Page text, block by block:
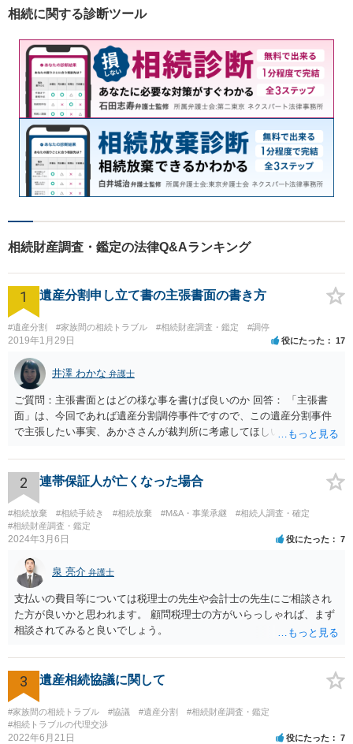
相続に関する診断ツール
相続財産調査・鑑定の法律Q&Aランキング
1 遺産分割申し立て書の主張書面の書き方
#遺産分割 #家族間の相続トラブル #相続財産調査・鑑定 #調停
2019年1月29日 役にたった 17
井澤 わかな 弁護士
ご質問：主張書面とはどの様な事を書けば良いのか 回答： 「主張書
面」は、今回であれば遺産分割調停事件ですので、この遺産分割事件
で主張したい事実、あかささんが裁判所に考慮してほしいと思う、亡
ります。 もし、主張したい事実や考慮してほしい事情に関連して
資料を持っているようであれば、主張書面とは別で提出できます。も
し、お姉さんに見られたくないような資料がある場合、「非開示の希
望に関する申出書」と共に提出することも考えられます。 ご質問：書
いた方が良い事と書かない方が良い事 回答： お姉さんが申立書の「申
立ての趣旨」のところに書いている遺産の分け方に対して意見があれ
ば、まずそれを書くとよいです。 次に「申立ての理由」のところに、
なぜ調停を申し立てたのか(例えば、あかささんと話合いが出来ない／
決裂した、など)や亡くなった方・あかささん・お姉さん間の事情やい
きさつなどが書かれていると思うので、あかささんから見てそれは違
うと感じるところは、どのように違うのか、など書くとよいです。 そ
の他、お姉さんの申立書には書かれていないけど、どのように遺産を
った等)、それも書くとよいです。 書かない方が良いと思うことは、遺
産分割に関係ない(と思われる)いきさつを沢山盛り込むことだと考えま
す(あくまで遺産分割に関係することに留める方が、裁判所や調停委員
の方に事情を理解してもらいやすいと思います)。
2 連帯保証人が亡くなった場合
#相続放棄 #相続手続き #相続放棄 #M&A・事業承継
#相続人調査・確定
#相続財産調査・鑑定
2024年3月6日 役にたった 7
泉 亮介 弁護士
支払いの費目等については税理士の先生や会計士の先生にご相談され
た方が良いかと思われます。 顧問税理士の方がいらっしゃれば、まず
相談されてみると良いでしょう。
3 遺産相続協議に関して
#家族間の相続トラブル #協議 #遺産分割
#相続財産調査・鑑定
#相続トラブルの代理交渉
2022年6月21日 役にたった 7